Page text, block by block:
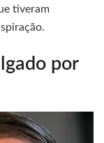
tiveram
por